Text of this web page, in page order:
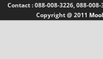
Contact :088-008-3226, 088-008-
Copyright @ 2011